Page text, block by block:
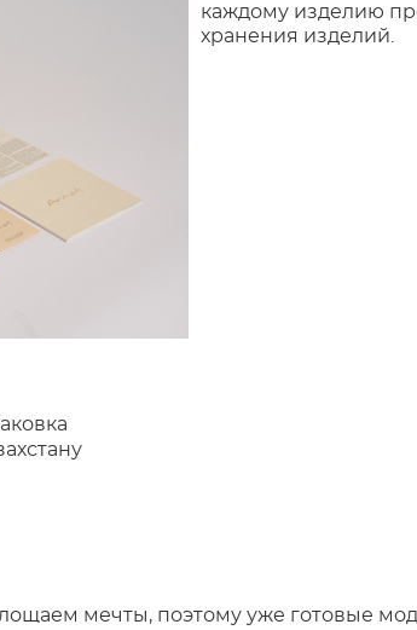
каждому изделию
хранения изделий.
мечты, поэтому уже готовые